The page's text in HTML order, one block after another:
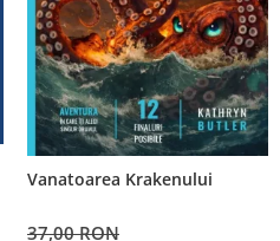
Vanatoarea Krakenului
37,00 RON